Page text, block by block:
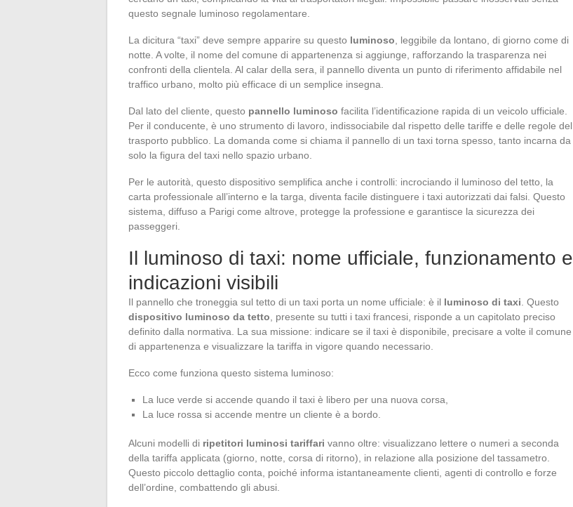
questo segnale luminoso regolamentare.
La dicitura “taxi” deve sempre apparire su questo luminoso , leggibile da lontano, di giorno come di
notte. A volte, il nome del comune di appartenenza si aggiunge, rafforzando la trasparenza nei
confronti della clientela. Al calar della sera, il pannello diventa un punto di riferimento affidabile nel
traffico urbano, molto più efficace di un semplice insegna.
Dal lato del cliente, questo pannello luminoso facilita l’identificazione rapida di un veicolo ufficiale.
Per il conducente, è uno strumento di lavoro, indissociabile dal rispetto delle tariffe e delle regole del
trasporto pubblico. La domanda come si chiama il pannello di un taxi torna spesso, tanto incarna da
solo la figura del taxi nello spazio urbano.
Per le autorità, questo dispositivo semplifica anche i controlli: incrociando il luminoso del tetto, la
carta professionale all’interno e la targa, diventa facile distinguere i taxi autorizzati dai falsi. Questo
sistema, diffuso a Parigi come altrove, protegge la professione e garantisce la sicurezza dei
passeggeri.
Il luminoso di taxi: nome ufficiale, funzionamento e
indicazioni visibili
Il pannello che troneggia sul tetto di un taxi porta un nome ufficiale: è il luminoso di taxi . Questo
dispositivo luminoso da tetto , presente su tutti i taxi francesi, risponde a un capitolato preciso
definito dalla normativa. La sua missione: indicare se il taxi è disponibile, precisare a volte il comune
di appartenenza e visualizzare la tariffa in vigore quando necessario.
Ecco come funziona questo sistema luminoso:
La luce verde si accende quando il taxi è libero per una nuova corsa,
La luce rossa si accende mentre un cliente è a bordo.
Alcuni modelli di ripetitori luminosi tariffari vanno oltre: visualizzano lettere o numeri a seconda
della tariffa applicata (giorno, notte, corsa di ritorno), in relazione alla posizione del tassametro.
Questo piccolo dettaglio conta, poiché informa istantaneamente clienti, agenti di controllo e forze
dell’ordine, combattendo gli abusi.